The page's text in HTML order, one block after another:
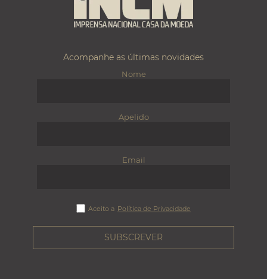
Acompanhe as últimas novidades
Nome
Apelido
Email
Aceito a Política de Privacidade